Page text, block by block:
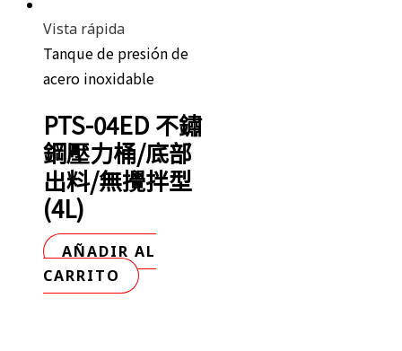
Vista rápida
Tanque de presión de
acero inoxidable
PTS-04ED 不鏽
鋼壓力桶/底部
出料/無攪拌型
(4L)
AÑADIR AL
CARRITO